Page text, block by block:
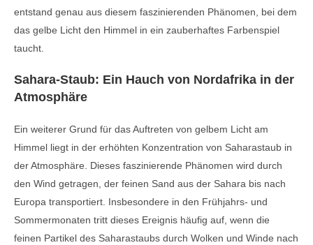
entstand genau aus diesem faszinierenden Phänomen, bei dem
das gelbe Licht den Himmel in ein zauberhaftes Farbenspiel
taucht.
Sahara-Staub: Ein Hauch von Nordafrika in der
Atmosphäre
Ein weiterer Grund für das Auftreten von gelbem Licht am
Himmel liegt in der erhöhten Konzentration von Saharastaub in
der Atmosphäre. Dieses faszinierende Phänomen wird durch
den Wind getragen, der feinen Sand aus der Sahara bis nach
Europa transportiert. Insbesondere in den Frühjahrs- und
Sommermonaten tritt dieses Ereignis häufig auf, wenn die
feinen Partikel des Saharastaubs durch Wolken und Winde nach